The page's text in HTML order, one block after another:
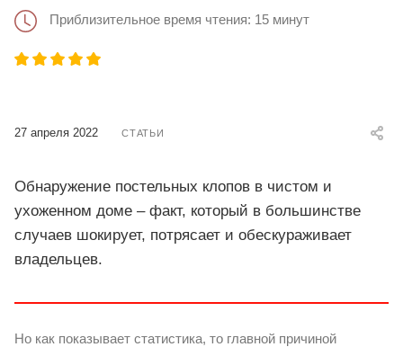
Приблизительное время чтения: 15 минут
27 апреля 2022 СТАТЬИ
Обнаружение постельных клопов в чистом и
ухоженном доме – факт, который в большинстве
случаев шокирует, потрясает и обескураживает
владельцев.
Но как показывает статистика, то главной причиной